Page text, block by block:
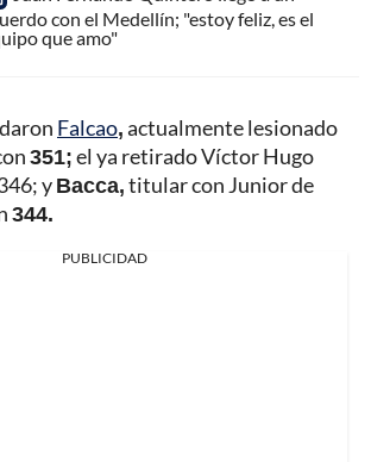
con el Medellín; "estoy feliz, es el
que amo"
Falcao,actualmente lesionado
351;el ya retirado Víctor Hugo
yBacca,titular con Junior de
344.
PUBLICIDAD